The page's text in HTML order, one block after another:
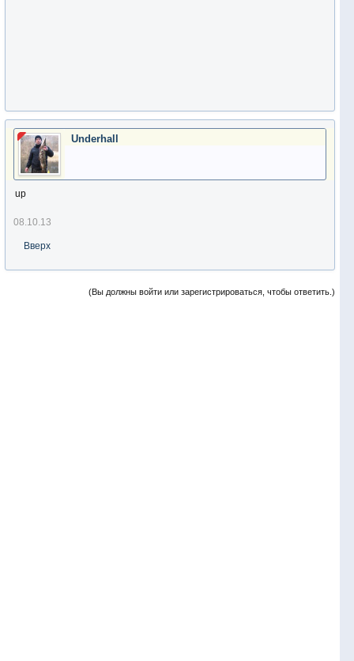
Underhall
up
08.10.13
Вверх
(Вы должны войти или зарегистрироваться, чтобы ответить.)